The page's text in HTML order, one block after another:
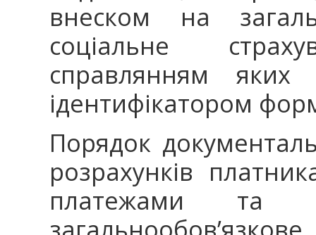
внеском на
соціальне
справлянням
ідентифікатором
Порядок
розрахунків
платежами та